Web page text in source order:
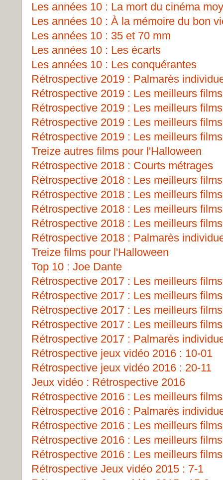
Les années 10 : La mort du cinéma
Les années 10 : À la mémoire du bon
Les années 10 : 35 et 70 mm
Les années 10 : Les écarts
Les années 10 : Les conquérantes
Rétrospective 2019 : Palmarès
Rétrospective 2019 : Les meilleurs
Rétrospective 2019 : Les meilleurs
Rétrospective 2019 : Les meilleurs
Rétrospective 2019 : Les meilleurs
Treize autres films pour l'Halloween
Rétrospective 2018 : Courts métrages
Rétrospective 2018 : Les meilleurs
Rétrospective 2018 : Les meilleurs
Rétrospective 2018 : Les meilleurs
Rétrospective 2018 : Les meilleurs
Rétrospective 2018 : Palmarès
Treize films pour l'Halloween
Top 10 : Joe Dante
Rétrospective 2017 : Les meilleurs
Rétrospective 2017 : Les meilleurs
Rétrospective 2017 : Les meilleurs
Rétrospective 2017 : Les meilleurs
Rétrospective 2017 : Palmarès
Rétrospective jeux vidéo 2016 : 10-01
Rétrospective jeux vidéo 2016 : 20-11
Jeux vidéo : Rétrospective 2016
Rétrospective 2016 : Les meilleurs
Rétrospective 2016 : Palmarès
Rétrospective 2016 : Les meilleurs
Rétrospective 2016 : Les meilleurs
Rétrospective 2016 : Les meilleurs
Rétrospective Jeux vidéo 2015 : 7-1